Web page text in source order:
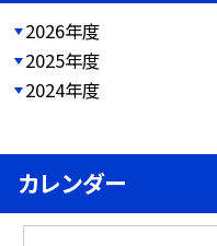
2026年度
2025年度
2024年度
カレンダー